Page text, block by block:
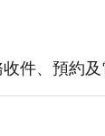
件、預約及